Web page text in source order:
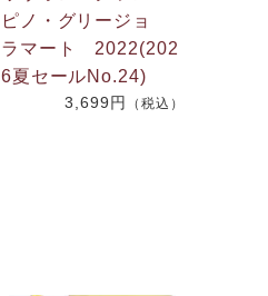
ピノ・グリージョ
ラマート 2022(202
6夏セールNo.24)
3,699円 （税込）